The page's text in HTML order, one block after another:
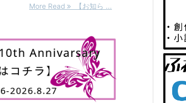
More Read 【お知ら ...